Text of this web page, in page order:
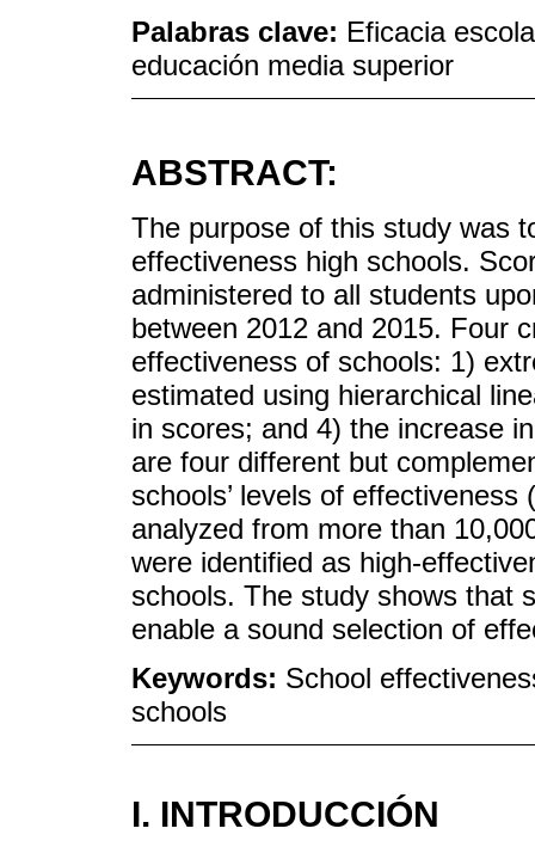
Palabras clave: Eficacia
educación media superior
ABSTRACT:
The purpose of this study was
effectiveness high schools.
administered to all students
between 2012 and 2015. Four
effectiveness of schools: 1)
estimated using hierarchical
in scores; and 4) the increase
are four different but
schools’ levels of
analyzed from more than
were identified as high-
schools. The study shows that
enable a sound selection of
Keywords: School
schools
I. INTRODUCCIÓN